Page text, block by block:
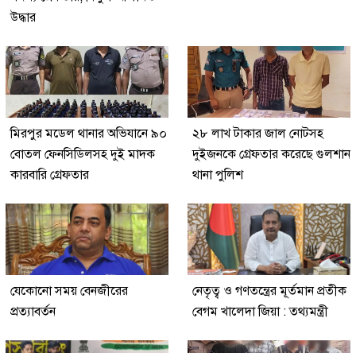
উদ্ধার
মিরপুর মডেল থানার অভিযানে ৯০
বোতল ফেনসিডিলসহ দুই মাদক
কারবারি গ্রেফতার
২৮ লাখ টাকার জাল নোটসহ
দুইজনকে গ্রেফতার করেছে গুলশান
থানা পুলিশ
যেকোনো সময় বেনজীরের
প্রত্যাবর্তন
নেতৃত্ব ও গণতন্ত্রের মূর্তমান প্রতীক
বেগম খালেদা জিয়া : তথ্যমন্ত্রী